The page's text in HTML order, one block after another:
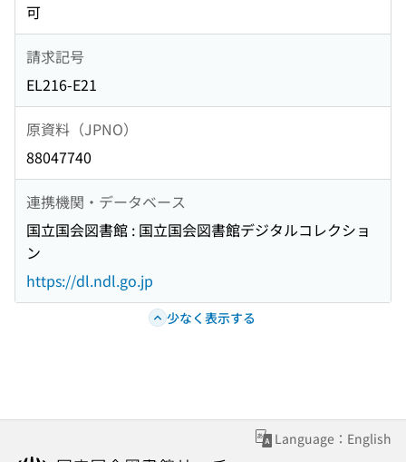
可
請求記号
EL216-E21
原資料（JPNO）
88047740
連携機関・データベース
国立国会図書館 : 国立国会図書館デジタルコレクショ
ン
https://dl.ndl.go.jp
少なく表示する
Language：English